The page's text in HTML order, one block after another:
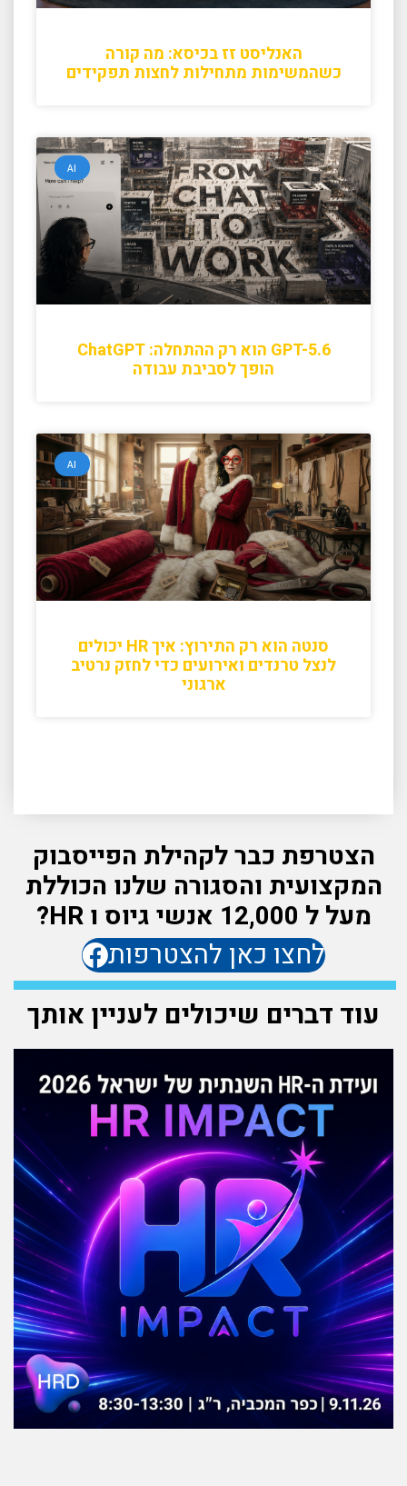
האנליסט זז בכיסא: מה קורה
כשהמשימות מתחילות לחצות תפקידים
AI
GPT-5.6 הוא רק ההתחלה: ChatGPT
הופך לסביבת עבודה
AI
סנטה הוא רק התירוץ: איך HR יכולים
לנצל טרנדים ואירועים כדי לחזק נרטיב
ארגוני
הצטרפת כבר לקהילת הפייסבוק
המקצועית והסגורה שלנו הכוללת
מעל ל 12,000 אנשי גיוס ו HR?
לחצו כאן להצטרפות
עוד דברים שיכולים לעניין אותך